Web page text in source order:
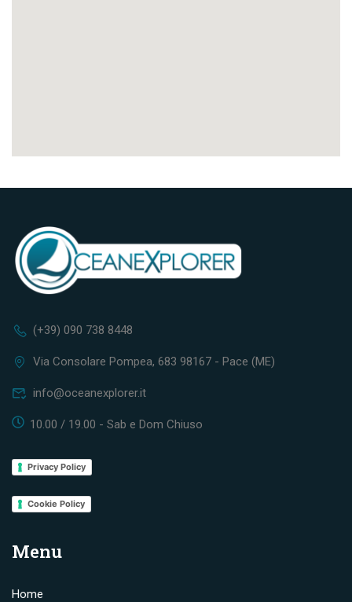
(+39) 090 738 8448
Via Consolare Pompea, 683 98167 - Pace (ME)
info@oceanexplorer.it
10.00 / 19.00 - Sab e Dom Chiuso
Privacy Policy
Cookie Policy
Menu
Home